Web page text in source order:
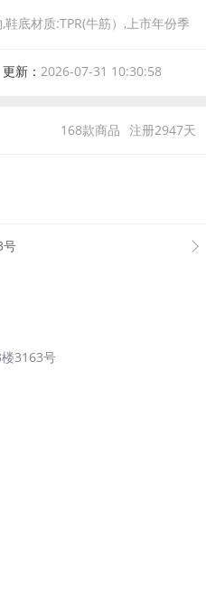
底材质:TPR(牛筋）,上市年份季
作工艺:胶粘工艺,图案:纯色,鞋
更新： 2026-07-31 10:30:58
168款商品 注册2947天
号​
楼3163号